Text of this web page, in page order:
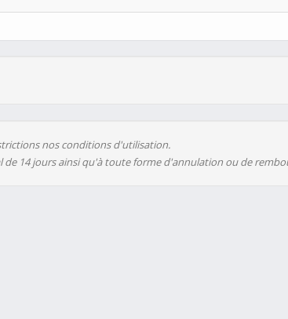
nos conditions d'utilisation.
14 jours ainsi qu'à toute forme d'annulation ou de